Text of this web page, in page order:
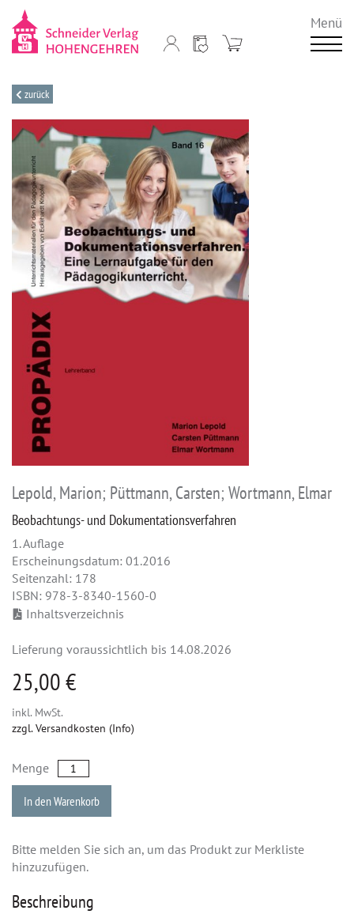
Menü
zurück
Lepold, Marion; Püttmann, Carsten; Wortmann, Elmar
Beobachtungs- und Dokumentationsverfahren
1. Auflage
Erscheinungsdatum: 01.2016
Seitenzahl: 178
ISBN: 978-3-8340-1560-0
Inhaltsverzeichnis
Lieferung voraussichtlich bis 14.08.2026
25,00 €
inkl. MwSt.
zzgl. Versandkosten (Info)
Menge
In den Warenkorb
Bitte melden Sie sich an, um das Produkt zur Merkliste
hinzuzufügen.
Beschreibung